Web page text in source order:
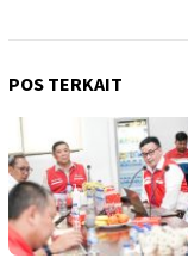
POS TERKAIT